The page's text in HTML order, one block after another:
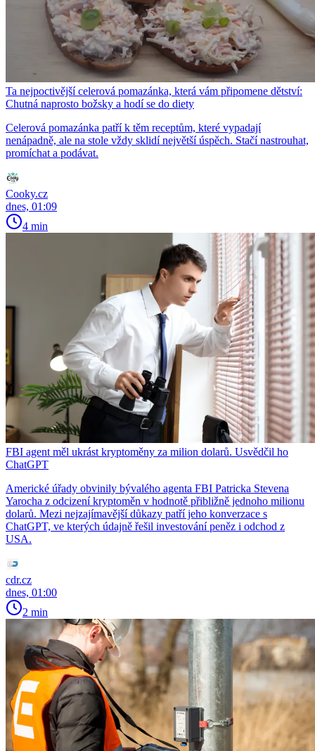
Ta nejpoctivější celerová pomazánka, která vám připomene dětství:
Chutná naprosto božsky a hodí se do diety
Celerová pomazánka patří k těm receptům, které vypadají
nenápadně, ale na stole vždy sklidí největší úspěch. Stačí nastrouhat,
promíchat a podávat.
Cooky.cz
dnes, 01:09
4 min
FBI agent měl ukrást kryptoměny za milion dolarů. Usvědčil ho
ChatGPT
Americké úřady obvinily bývalého agenta FBI Patricka Stevena
Yarocha z odcizení kryptoměn v hodnotě přibližně jednoho milionu
dolarů. Mezi nejzajímavější důkazy patří jeho konverzace s
ChatGPT, ve kterých údajně řešil investování peněz i odchod z
USA.
cdr.cz
dnes, 01:00
2 min